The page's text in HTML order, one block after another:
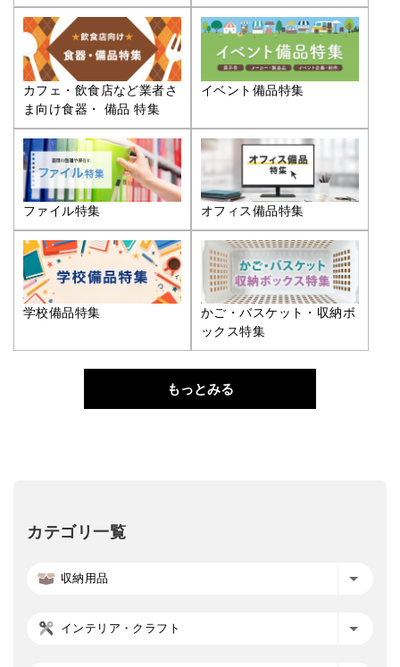
カフェ・飲食店など業者さ
ま向け食器・ 備品 特集
イベント備品特集
ファイル特集 オフィス備品特集
学校備品特集
かご・バスケット・収納ボ
ックス特集
もっとみる
カテゴリ一覧
収納用品
インテリア・クラフト